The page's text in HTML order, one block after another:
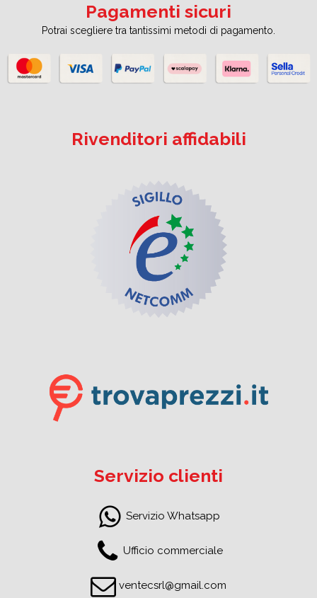
Pagamenti sicuri
Potrai scegliere tra tantissimi metodi di pagamento.
Rivenditori affidabili
Servizio clienti
Servizio Whatsapp
Ufficio commerciale
ventecsrl@gmail.com